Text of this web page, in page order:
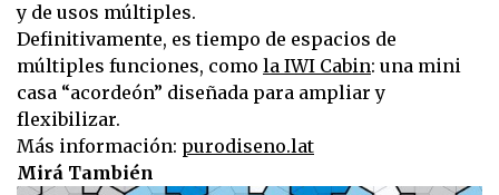
y de usos múltiples.
Definitivamente, es tiempo de espacios de
múltiples funciones, como la IWI Cabin: una mini
casa “acordeón” diseñada para ampliar y
flexibilizar.
Más información: purodiseno.lat
Mirá También